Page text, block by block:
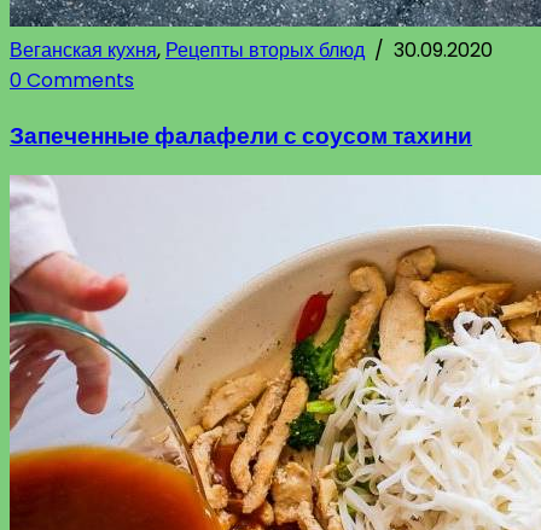
Веганская кухня, Рецепты вторых блюд / 30.09.2020
0 Comments
Запеченные фалафели с соусом тахини